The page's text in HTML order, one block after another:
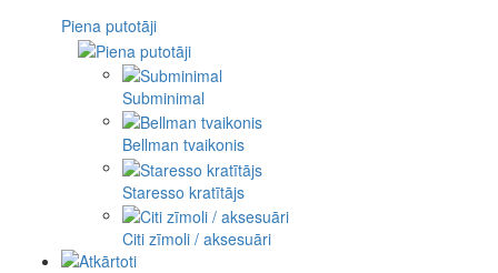
Piena putotāji
Subminimal
Bellman tvaikonis
Staresso kratītājs
Citi zīmoli / aksesuāri